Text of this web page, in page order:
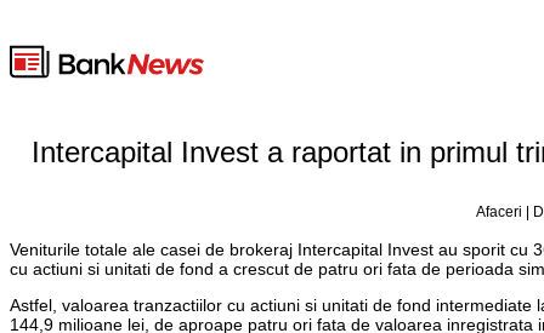
Intercapital Invest a raportat in primul
Afaceri |
Veniturile totale ale casei de brokeraj Intercapital Invest au sporit
cu actiuni si unitati de fond a crescut de patru ori fata de perioada
Astfel, valoarea tranzactiilor cu actiuni si unitati de fond
144,9 milioane lei, de aproape patru ori fata de valoarea inregistrata